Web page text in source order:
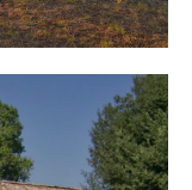
esposizione
in terra